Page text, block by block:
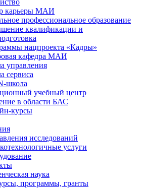
карьеры МАИ
профессиональное образование
квалификации и
нацпроекта «Кадры»
кафедра МАИ
управления
сервиса
школа
учебный центр
в области БАС
курсы
исследований
услуги
наука
программы, гранты